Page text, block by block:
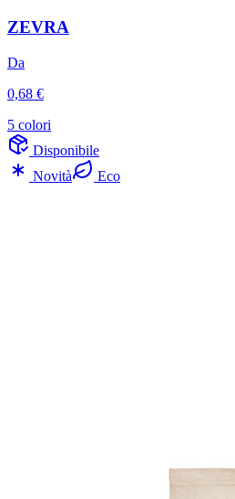
ZEVRA
Da
0,68 €
5 colori
Disponibile
Novità
Eco